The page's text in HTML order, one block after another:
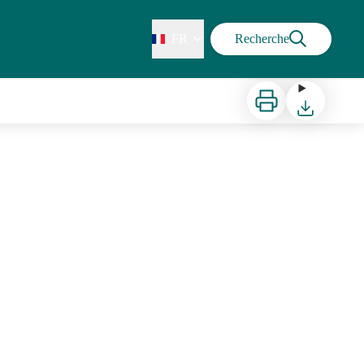
Recherche
Imprimer Télécharger